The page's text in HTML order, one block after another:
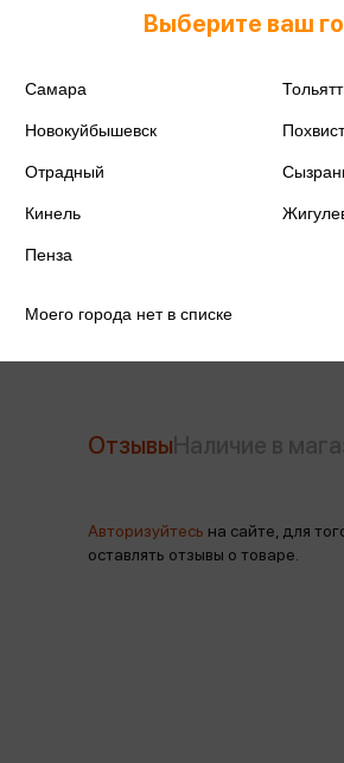
Все товары
Отзывы
Авторизуйтесь на сайте, для
оставлять отзывы о товаре.
Выберите ваш
Самара
Новокуйбышевск
Отрадный
Кинель
Пенза
Моего города нет в списке